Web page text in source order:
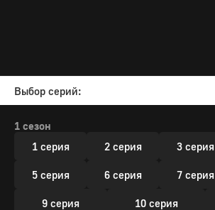
Выбор серий:
1 сезон
1 серия
2 серия 3 серия
5 серия 6 серия 7 серия
9 серия 10 серия